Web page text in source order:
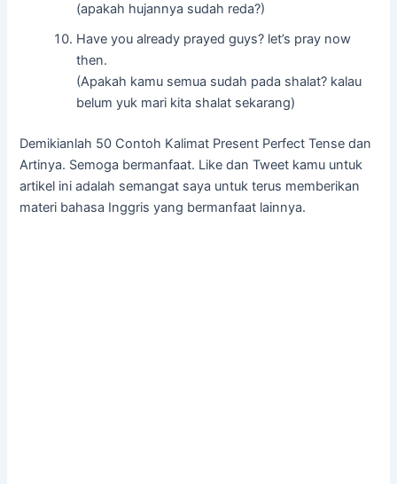
(apakah hujannya sudah reda?)
Have you already prayed guys? let’s pray now
then.
(Apakah kamu semua sudah pada shalat? kalau
belum yuk mari kita shalat sekarang)
Demikianlah 50 Contoh Kalimat Present Perfect Tense dan
Artinya. Semoga bermanfaat. Like dan Tweet kamu untuk
artikel ini adalah semangat saya untuk terus memberikan
materi bahasa Inggris yang bermanfaat lainnya.